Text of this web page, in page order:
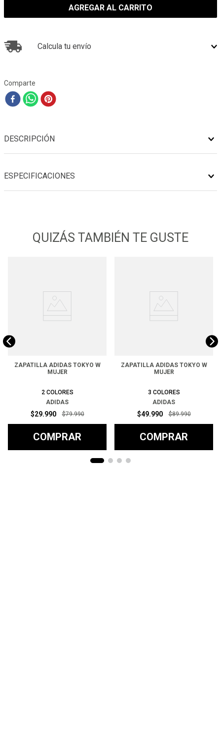
AGREGAR AL CARRITO
Calcula tu envío
Comparte
DESCRIPCIÓN
ESPECIFICACIONES
QUIZÁS TAMBIÉN TE GUSTE
ZAPATILLA ADIDAS TOKYO W
MUJER
2 COLORES
ADIDAS
$29.990 $79.990
COMPRAR
ZAPATILLA ADIDAS TOKYO W
MUJER
3 COLORES
ADIDAS
$49.990 $89.990
COMPRAR